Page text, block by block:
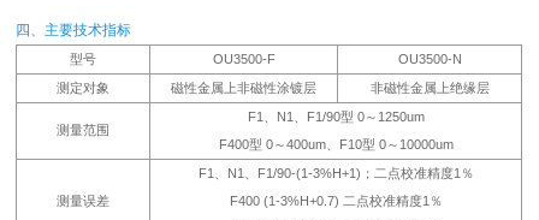
四、主要技术指标
型号 OU3500-F
OU3500-N
测定对象
磁性金属上非磁性涂镀层 非磁性金属上绝缘层
测量范围
F1、N1、F1/90型 0～1250um
F400型 0～400um、F10型 0～10000um
测量误差
F1、N1、F1/90-(1-3%H+1)；二点校准精度1％
F400 (1-3%H+0.7) 二点校准精度1％